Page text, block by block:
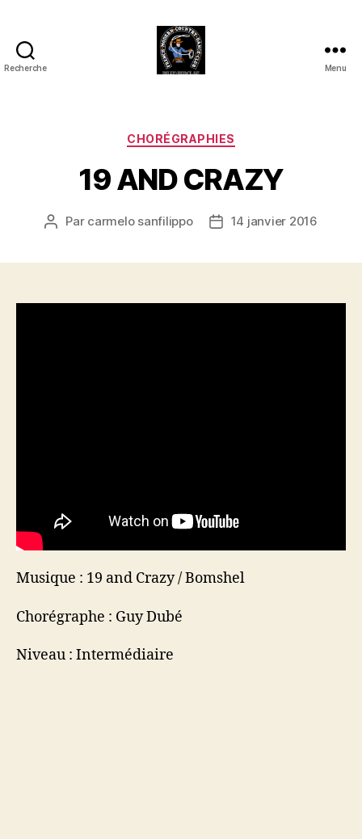
Recherche
de
Billy-
Berclau
(62)
Menu
Catégories
CHORÉGRAPHIES
19 AND CRAZY
Auteur
Par carmelo sanfilippo
Date14 janvier 2016
Musique : 19 and Crazy / Bomshel
Chorégraphe : Guy Dubé
Niveau : Intermédiaire